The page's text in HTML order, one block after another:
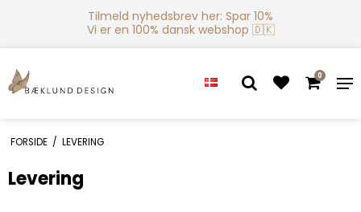
Tilmeld nyhedsbrev her: Spar 10%
Vi er en 100% dansk webshop 🇩🇰
0
FORSIDE / LEVERING
Levering